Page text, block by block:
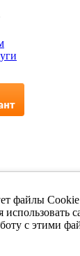
файлы
с этими